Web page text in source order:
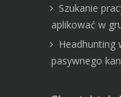
Szukanie
aplikować w
Headhunting
pasywnego